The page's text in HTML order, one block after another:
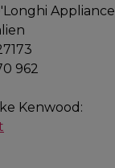
962
Kenwood: